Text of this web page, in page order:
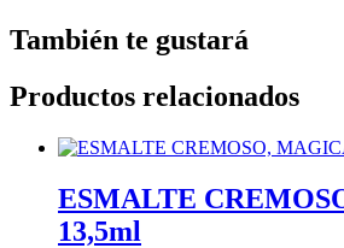
También te gustará
Productos relacionados
ESMALTE
13,5ml